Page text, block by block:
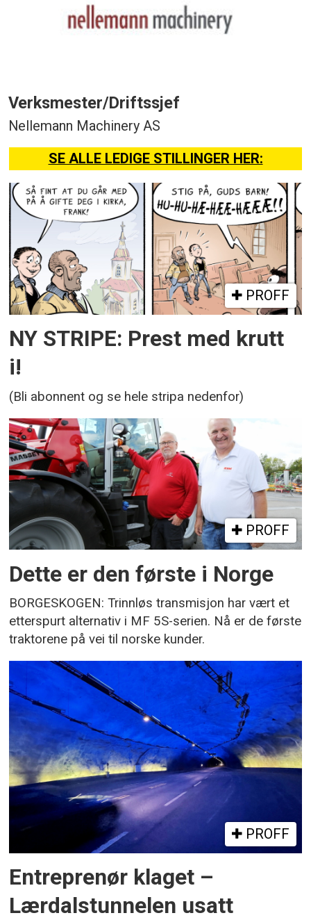
Verksmester/Driftssjef
Nellemann Machinery AS
SE ALLE LEDIGE STILLINGER HER:
PROFF
NY STRIPE: Prest med krutt
i!
(Bli abonnent og se hele stripa nedenfor)
PROFF
Dette er den første i Norge
BORGESKOGEN: Trinnløs transmisjon har vært et
etterspurt alternativ i MF 5S-serien. Nå er de første
traktorene på vei til norske kunder.
PROFF
Entreprenør klaget –
Lærdalstunnelen usatt